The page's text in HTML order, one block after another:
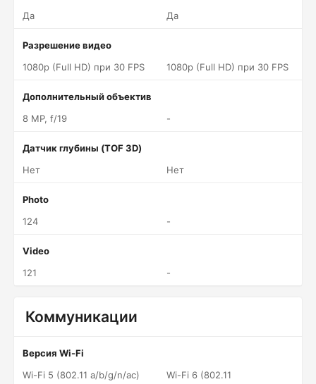
Да Да
Разрешение видео
1080p (Full HD) при 30 FPS
1080p (Full HD) при 30 FPS
Дополнительный объектив
8 MP, f/19
-
Датчик глубины (TOF 3D)
Нет
Нет
Photo
124
-
Video
121
-
Коммуникации
Версия Wi-Fi
Wi-Fi 5 (802.11 a/b/g/n/ac)
Wi-Fi 6 (802.11